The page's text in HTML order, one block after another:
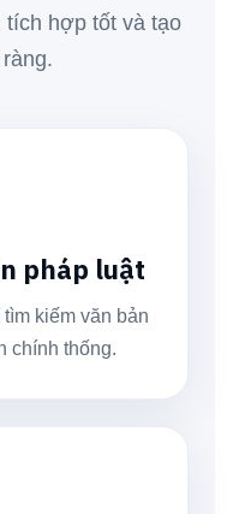
tích hợp tốt và tạo
pháp luật
kiếm văn bản
chính thống.